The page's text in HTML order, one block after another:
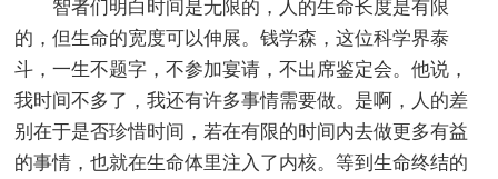
智者们明白时间是无限的，人的生命长度是有限
的，但生命的宽度可以伸展。钱学森，这位科学界泰
斗，一生不题字，不参加宴请，不出席鉴定会。他说，
我时间不多了，我还有许多事情需要做。是啊，人的差
别在于是否珍惜时间，若在有限的时间内去做更多有益
的事情，也就在生命体里注入了内核。等到生命终结的